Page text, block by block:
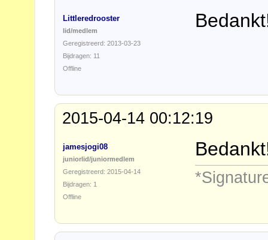
Littleredrooster
lid/medlem
Geregistreerd: 2013-03-23
Bijdragen: 11
Offline
2015-04-14 00:12:19
jamesjogi08
juniorlid/juniormedlem
Geregistreerd: 2015-04-14
Bijdragen: 1
Offline